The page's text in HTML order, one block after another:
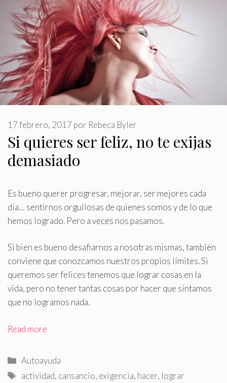
Si quieres ser feliz, no te exijas
demasiado
17 febrero, 2017 por Rebeca Byler
Es bueno querer progresar, mejorar, ser mejores cada
día… sentirnos orgullosas de quienes somos y de lo que
hemos logrado. Pero a veces nos pasamos.
Si bien es bueno desafiarnos a nosotras mismas, también
conviene que conozcamos nuestros propios límites. Si
queremos ser felices tenemos que lograr cosas en la
vida, pero no tener tantas cosas por hacer que sintamos
que no logramos nada.
Read more
Categorías
Autoayuda
Etiquetas
actividad, cansancio, exigencia, hacer, lograr